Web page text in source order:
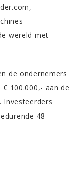
wereld met
de ondernemers
€ 100.000,- aan de
Investeerders
48